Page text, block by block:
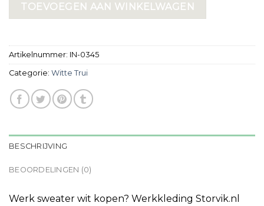
TOEVOEGEN AAN WINKELWAGEN
Artikelnummer: IN-0345
Categorie: Witte Trui
BESCHRIJVING
BEOORDELINGEN (0)
Werk sweater wit kopen? Werkkleding Storvik.nl